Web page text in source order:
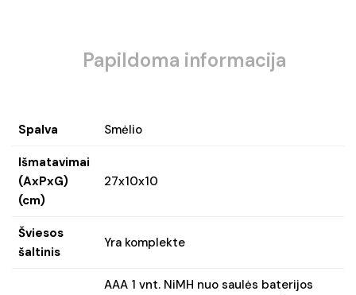
Papildoma informacija
Spalva Smėlio
Išmatavimai
(AxPxG)
(cm)
27x10x10
Šviesos
šaltinis
Yra komplekte
AAA 1 vnt. NiMH nuo saulės baterijos